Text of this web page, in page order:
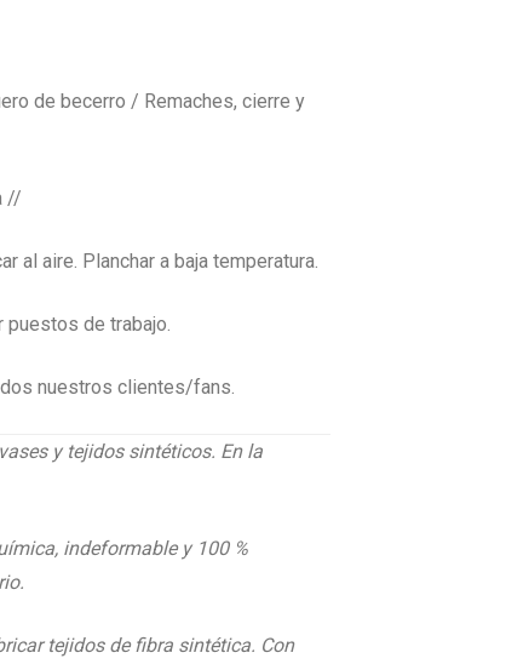
de becerro / Remaches, cierre y
//
al aire. Planchar a baja temperatura.
puestos de trabajo.
nuestros clientes/fans.
y tejidos sintéticos. En la
indeformable y 100 %
tejidos de fibra sintética. Con